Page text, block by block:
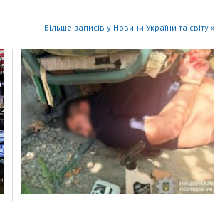
Більше записів у Новини України та світу »